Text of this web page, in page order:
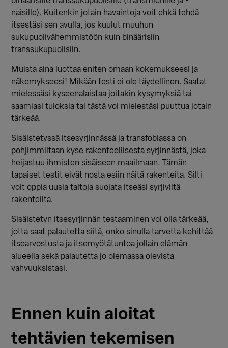
naisille). Kuitenkin jotain havaintoja voit ehkä tehdä
itsestäsi sen avulla, jos kuulut muuhun
sukupuolivähemmistöön kuin binäärisiin
transsukupuolisiin.
Muista aina luottaa eniten omaan kokemukseesi ja
näkemykseesi! Mikään testi ei ole täydellinen. Saatat
mielessäsi kyseenalaistaa joitakin kysymyksiä tai
saamiasi tuloksia tai tästä voi mielestäsi puuttua jotain
tärkeää.
Sisäistetyssä itsesyrjinnässä ja transfobiassa on
pohjimmiltaan kyse rakenteellisesta syrjinnästä, joka
heijastuu ihmisten sisäiseen maailmaan. Tämän
tapaiset testit eivät nosta esiin näitä rakenteita. Silti
voit oppia uusia taitoja suojata itseäsi syrjiviltä
rakenteilta.
Sisäistetyn itsesyrjinnän testaaminen voi olla tärkeää,
jotta saat palautetta siitä, onko sinulla tarvetta kehittää
itsearvostusta ja itsemyötätuntoa jollain elämän
alueella sekä palautetta jo olemassa olevista
vahvuuksistasi.
Ennen kuin aloitat
tehtävien tekemisen